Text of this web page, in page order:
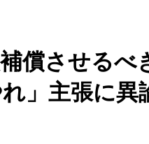
償させる
」主張に異